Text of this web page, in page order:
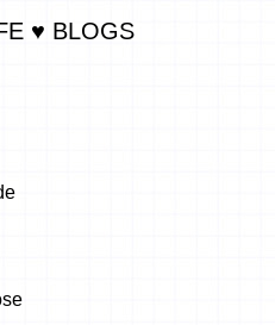
♥ BLOGS